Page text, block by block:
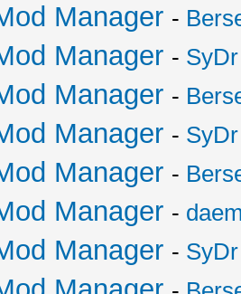
Manager -
Manager - SyDr
Manager -
Manager - SyDr
Manager -
Manager -
Manager - SyDr